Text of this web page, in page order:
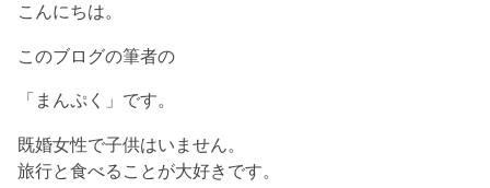
こんにちは。
このブログの筆者の
「まんぷく」です。
既婚女性で子供はいません。
旅行と食べることが大好きです。